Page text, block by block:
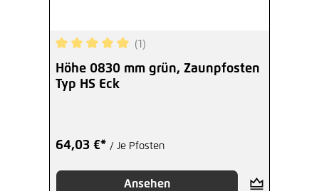
Durchschnittliche Bewertung von 5 von 5
(1)
Höhe 0830 mm grün, Zaunpfosten
Typ HS Eck
64,03 €* / Je Pfosten
Ansehen